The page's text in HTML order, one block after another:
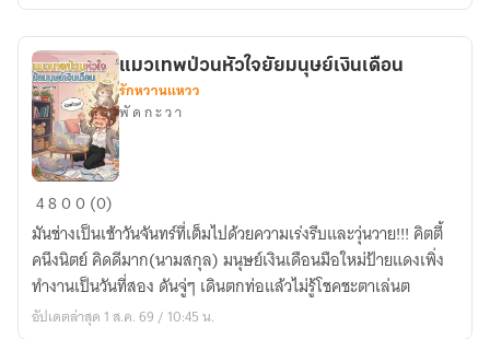
แมว
เทพ
ป่วน
หัว
ใจ
ยัย
แมวเทพป่วนหัวใจยัยมนุษย์เงินเดือน
รักหวานแหวว
พั ด ก ะ ว า
4800 (0)
มันช่างเป็นเช้าวันจันทร์ที่เต็มไปด้วยความเร่งรีบและวุ่นวาย!!! คิตตี้
คนึงนิตย์ คิดดีมาก(นามสกุล) มนุษย์เงินเดือนมือใหม่ป้ายแดงเพิ่ง
ทำงานเป็นวันที่สอง ดันจู่ๆ เดินตกท่อแล้วไม่รู้โชคชะตาเล่นต
อัปเดตล่าสุด 1 ส.ค. 69 / 10:45 น.